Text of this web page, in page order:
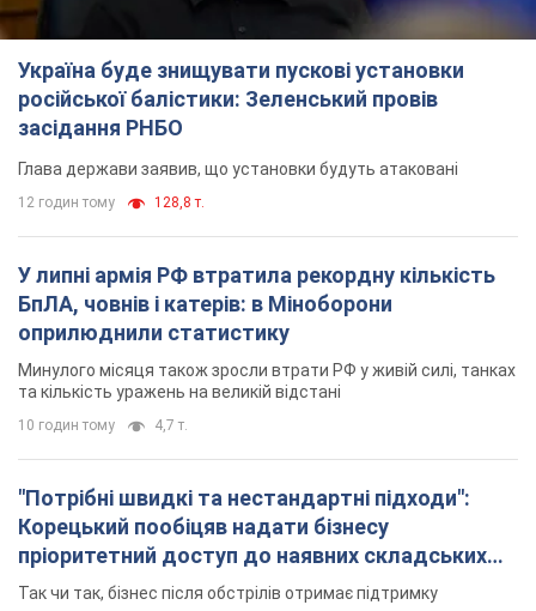
Україна буде знищувати пускові установки
російської балістики: Зеленський провів
засідання РНБО
Глава держави заявив, що установки будуть атаковані
12 годин тому 128,8 т.
У липні армія РФ втратила рекордну кількість
БпЛА, човнів і катерів: в Міноборони
оприлюднили статистику
Минулого місяця також зросли втрати РФ у живій силі, танках
та кількість уражень на великій відстані
10 годин тому 4,7 т.
"Потрібні швидкі та нестандартні підходи":
Корецький пообіцяв надати бізнесу
пріоритетний доступ до наявних складських
приміщень
Так чи так, бізнес після обстрілів отримає підтримку